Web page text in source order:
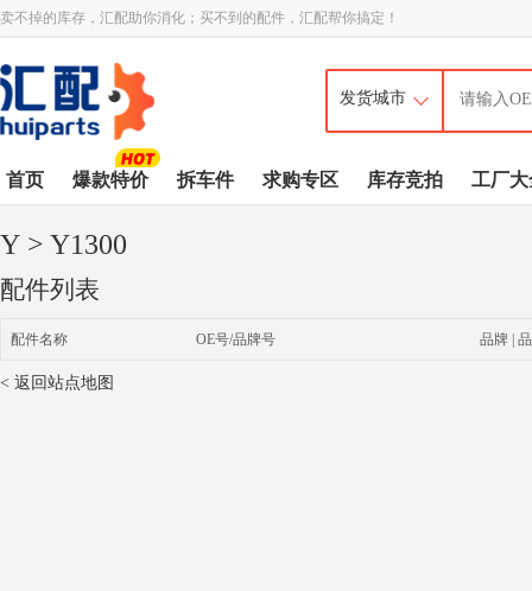
卖不掉的库存，汇配助你消化；买不到的配件，汇配帮你搞定！
首页 爆款特价 拆车件 求购专区 库存竞拍 工厂大
Y > Y1300
配件列表
配件名称 OE号/品牌号 品牌 |
< 返回站点地图